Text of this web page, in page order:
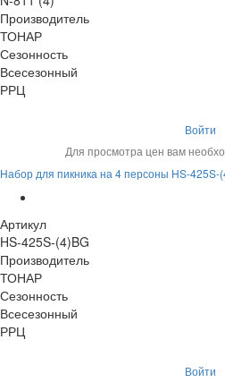
Производитель
ТОНАР
Сезонность
Всесезонный
РРЦ
Войти
Для просмотра цен вам
Набор для пикника на 4 персоны HS-425S-
Артикул
HS-425S-(4)BG
Производитель
ТОНАР
Сезонность
Всесезонный
РРЦ
Войти